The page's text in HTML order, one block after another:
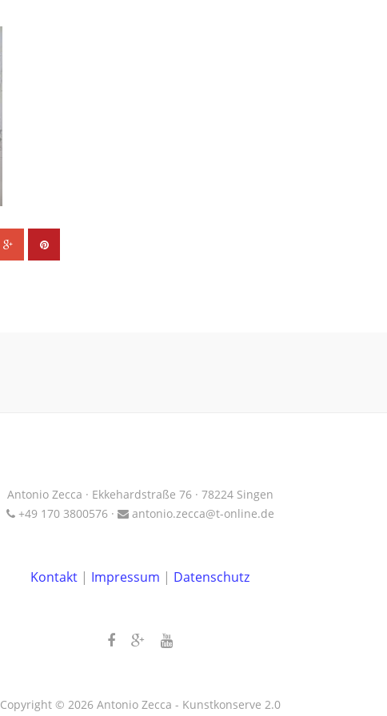
Antonio Zecca · Ekkehardstraße 76 · 78224 Singen
+49 170 3800576 ·
antonio.zecca@t-online.de
Kontakt | Impressum | Datenschutz
Copyright © 2026 Antonio Zecca - Kunstkonserve 2.0